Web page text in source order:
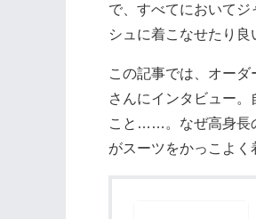
で、すべてにおいて
シュに着こなせたり良
この記事では、オー
さんにインタビュー
こと……。なぜ高身長
がスーツをかっこよく